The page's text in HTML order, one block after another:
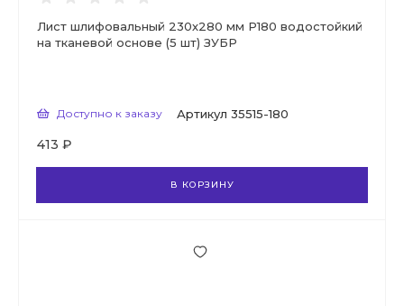
Лист шлифовальный 230х280 мм Р180 водостойкий
на тканевой основе (5 шт) ЗУБР
Доступно к заказу Артикул 35515-180
413 ₽
В КОРЗИНУ